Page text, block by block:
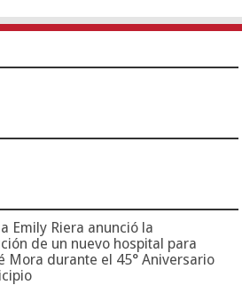
Emily Riera anunció la
de un nuevo hospital para
Mora durante el 45° Aniversario